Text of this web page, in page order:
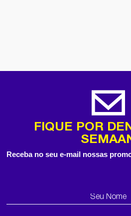
FIQUE POR
Receba no seu e-mail nossas